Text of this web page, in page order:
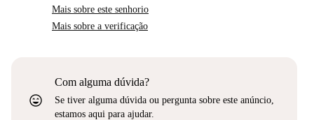
Mais sobre este senhorio
Mais sobre a verificação
sentiment_very_satisfied
Com alguma dúvida?
Se tiver alguma dúvida ou pergunta sobre este anúncio,
estamos aqui para ajudar.